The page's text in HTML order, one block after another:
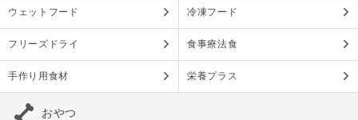
ウェットフード 冷凍フード
フリーズドライ 食事療法食
手作り用食材 栄養プラス
おやつ